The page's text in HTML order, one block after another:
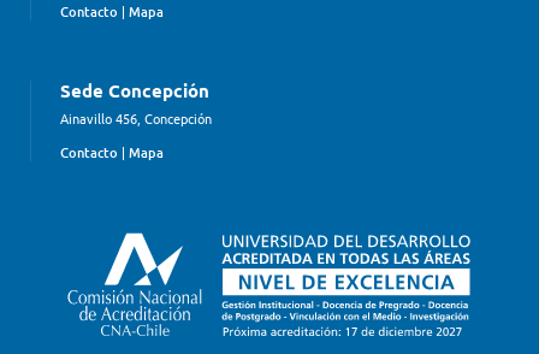
Contacto | Mapa
Sede Concepción
Ainavillo 456, Concepción
Contacto | Mapa